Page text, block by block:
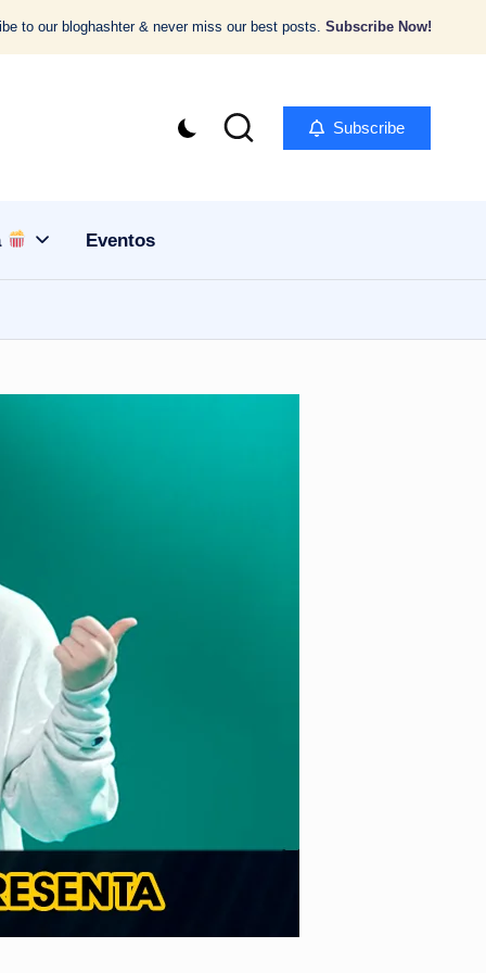
to our bloghashter & never miss our best posts. Subscribe Now!
Subscribe
Eventos